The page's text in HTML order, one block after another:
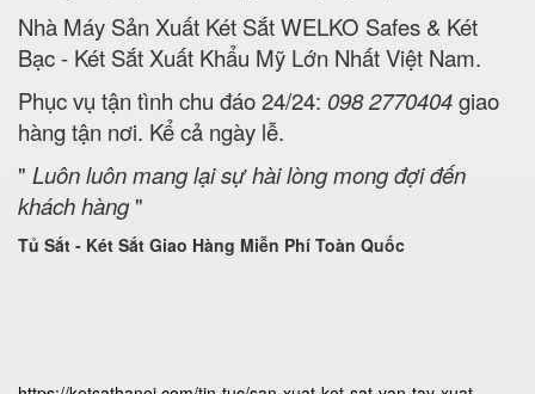
Nhà Máy Sản Xuất Két Sắt WELKO Safes & Két
Bạc - Két Sắt Xuất Khẩu Mỹ Lớn Nhất Việt Nam.
Phục vụ tận tình chu đáo 24/24: 098 2770404giao
hàng tận nơi. Kể cả ngày lễ.
" Luôn luôn mang lại sự hài lòng mong đợi đến
khách hàng"
Tủ Sắt - Két Sắt Giao Hàng Miễn Phí Toàn Quốc